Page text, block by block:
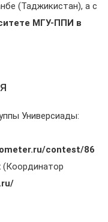
(Таджикистан), а с
МГУ-ППИ в
Универсиады:
contest/86
(Координатор